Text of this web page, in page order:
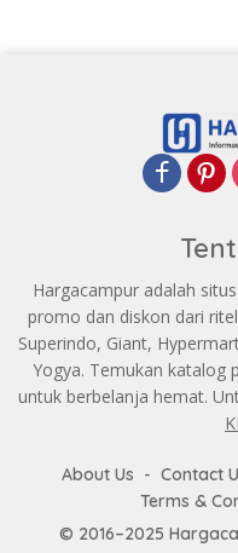
Hargacampur adalah
promo dan diskon dari
Superindo, Giant,
Yogya. Temukan
untuk berbelanja hemat.
About Us Contact
Terms &
© 2016–2025